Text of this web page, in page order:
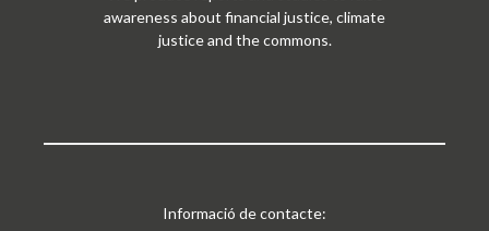
awareness about financial justice, climate
justice and the commons.
Informació de contacte: